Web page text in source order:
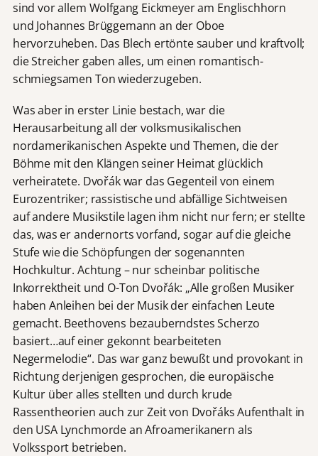
sind vor allem Wolfgang Eickmeyer am Englischhorn
und Johannes Brüggemann an der Oboe
hervorzuheben. Das Blech ertönte sauber und kraftvoll;
die Streicher gaben alles, um einen romantisch-
schmiegsamen Ton wiederzugeben.
Was aber in erster Linie bestach, war die
Herausarbeitung all der volksmusikalischen
nordamerikanischen Aspekte und Themen, die der
Böhme mit den Klängen seiner Heimat glücklich
verheiratete. Dvořák war das Gegenteil von einem
Eurozentriker; rassistische und abfällige Sichtweisen
auf andere Musikstile lagen ihm nicht nur fern; er stellte
das, was er andernorts vorfand, sogar auf die gleiche
Stufe wie die Schöpfungen der sogenannten
Hochkultur. Achtung – nur scheinbar politische
Inkorrektheit und O-Ton Dvořák: „Alle großen Musiker
haben Anleihen bei der Musik der einfachen Leute
gemacht. Beethovens bezauberndstes Scherzo
basiert…auf einer gekonnt bearbeiteten
Negermelodie“. Das war ganz bewußt und provokant in
Richtung derjenigen gesprochen, die europäische
Kultur über alles stellten und durch krude
Rassentheorien auch zur Zeit von Dvořáks Aufenthalt in
den USA Lynchmorde an Afroamerikanern als
Volkssport betrieben.